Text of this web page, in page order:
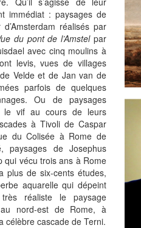
immédiat : paysages de
réalisés par
du pont de l’Amstelpar
avec cinq moulins à
levis, vues de villages
Velde et de Jan van de
parfois de quelques
Ou de paysages
le vif au cours de leurs
à Tivoli de Caspar
du Colisée à Rome de
paysages de Josephus
qui vécu trois ans à Rome
plus de six-cents études,
aquarelle qui dépeint
réaliste le paysage
au nord-est de Rome, à
célèbre cascade de Terni.